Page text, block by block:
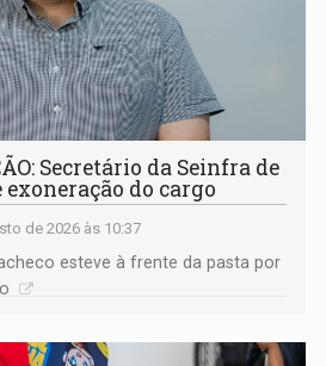
Secretário da Seinfra de
do cargo
de 2026 às 10:37
esteve à frente da pasta por